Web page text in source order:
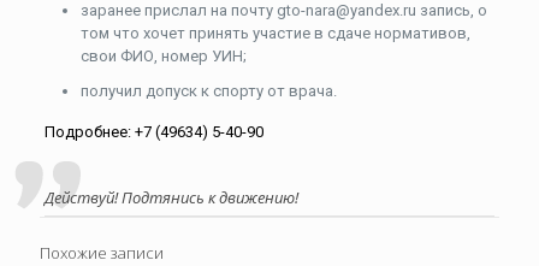
заранее прислал на почту gto-nara@yandex.ru запись, о
том что хочет принять участие в сдаче нормативов,
свои ФИО, номер УИН;
получил допуск к спорту от врача.
Подробнее: +7 (49634) 5-40-90
Действуй! Подтянись к движению!
Похожие записи